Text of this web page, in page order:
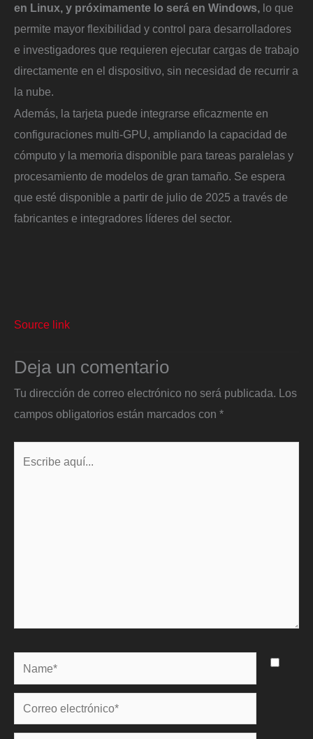
en Linux, y próximamente lo será en Windows, lo que
permite mayor flexibilidad y control para desarrolladores
e investigadores que requieren ejecutar cargas de trabajo
directamente en el dispositivo, sin necesidad de recurrir a
la nube.
Además, la tarjeta puede integrarse eficazmente en
configuraciones multi-GPU, ampliando la capacidad de
cómputo y la memoria disponible para tareas paralelas y
procesamiento de modelos de gran tamaño. Se espera
que esté disponible a partir de julio de 2025 a través de
fabricantes e integradores líderes del sector.
Source link
Deja un comentario
Tu dirección de correo electrónico no será publicada.
Los
campos obligatorios están marcados con *
Name*
Correo
electrónico*